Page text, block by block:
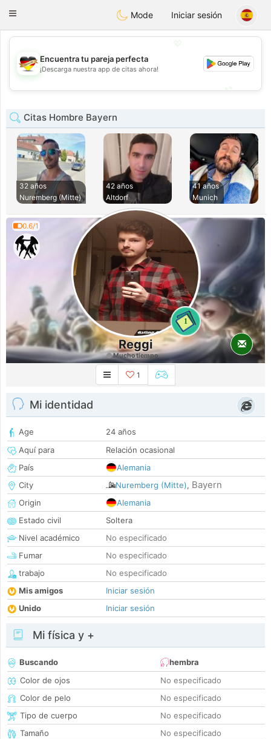
DeutschDating
Toggle
Mode Iniciar sesión
💖
💕
Encuentra tu pareja perfecta
¡Descarga nuestra app de citas ahora!
Citas Hombre Bayern
32 años
Nuremberg (Mitte)
42 años
Altdorf
41 años
Munich
0.6/1
1
Reggi
Mucho tiempo
1
Mi identidad
Age
24 años
Aquí para
Relación ocasional
País
Alemania
City
Nuremberg (Mitte), Bayern
Origin
Alemania
Estado civil
Soltera
Nivel académico
No especificado
Fumar
No especificado
trabajo
No especificado
Mis amigos
Iniciar sesión
Unido
Iniciar sesión
Mi física y +
Buscando
hembra
Color de ojos
No especificado
Color de pelo
No especificado
Tipo de cuerpo
No especificado
Tamaño
No especificado